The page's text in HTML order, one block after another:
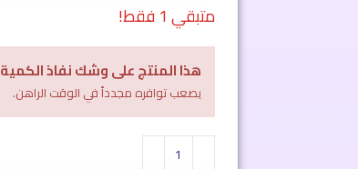
متبقي 1 فقط!
هذا المنتج على وشك نفاذ الكمية
يصعب توافره مجدداً في الوقت الراهن.